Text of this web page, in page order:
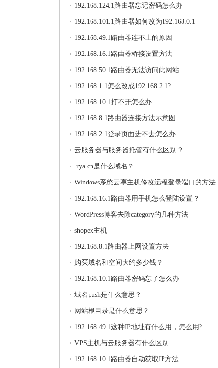
192.168.124.1路由器忘记密码怎么办
192.168.101.1路由器如何改为192.168.0.1
192.168.49.1路由器连不上的原因
192.168.16.1路由器桥接设置方法
192.168.50.1路由器无法访问此网站
192.168.1.1怎么改成192.168.2.1?
192.168.10.1打不开怎么办
192.168.8.1路由器连接方法示意图
192.168.2.1登录页面进不去怎么办
云服务器与服务器托管有什么区别？
.rya.cn是什么域名？
Windows系统云享主机修改远程登录端口的方法
192.168.16.1路由器用手机怎么登陆设置？
WordPress博客去除category的几种方法
shopex主机
192.168.8.1路由器上网设置方法
购买域名和空间大约多少钱？
192.168.10.1路由器密码忘了怎么办
域名push是什么意思？
网站根目录是什么意思？
192.168.49.1这种IP地址有什么用，怎么用?
VPS主机与云服务器有什么区别
192.168.10.1路由器自动获取IP方法